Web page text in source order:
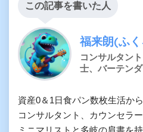
この記事を書いた人
福来朗(ふ
コンサルタン
士、バーテン
資産0＆1日食パン数枚生活か
コンサルタント、カウンセラ